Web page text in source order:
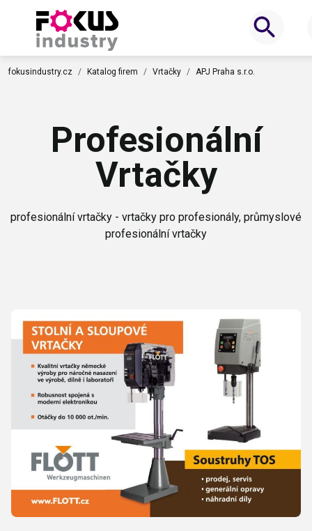
fokusindustry.cz Katalog firem Vrtačky APJ Praha s.r.o.
Profesionální
Vrtačky
profesionální vrtačky - vrtačky pro profesionály, průmyslové
profesionální vrtačky